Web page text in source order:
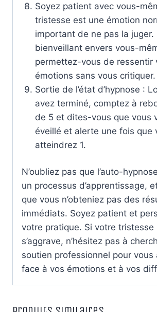
Soyez patient avec vous-
tristesse est une émotion
important de ne pas la juger.
bienveillant envers vous-
permettez-vous de ressentir
émotions sans vous critiquer.
Sortie de l’état d’hypnose :
avez terminé, comptez à
de 5 et dites-vous que vous
éveillé et alerte une fois que
atteindrez 1.
N’oubliez pas que l’auto-
un processus d’apprentissage,
que vous n’obteniez pas des
immédiats. Soyez patient et
votre pratique. Si votre tristesse
s’aggrave, n’hésitez pas à
soutien professionnel pour vous
face à vos émotions et à vos